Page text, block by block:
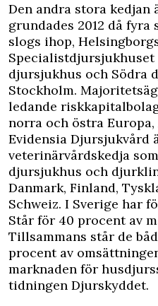
Den andra stora kedjan
grundades 2012 då fyra
slogs ihop,
Specialistdjursjukhuset
djursjukhus och Södra
Stockholm.
ledande
norra och östra Europa,
Evidensia Djursjukvård
veterinärvårdskedja
djursjukhus och
Danmark, Finland,
Schweiz. I Sverige har
Står för 40 procent av
Tillsammans står de
procent av
marknaden för
tidningen Djurskyddet.